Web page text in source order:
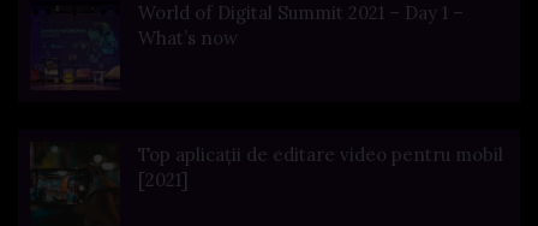
World of Digital Summit 2021 – Day 1 –
What’s now
Top aplicații de editare video pentru mobil
[2021]